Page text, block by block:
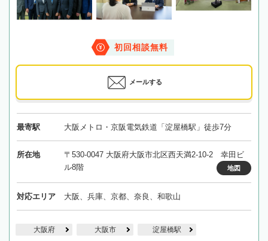
初回相談無料
メールする
最寄駅 大阪メトロ・京阪電気鉄道「淀屋橋駅」徒歩7分
所在地
〒530-0047 大阪府大阪市北区西天満2-10-2 幸田ビ
ル8階
地図
対応エリア 大阪、兵庫、京都、奈良、和歌山
大阪府 大阪市 淀屋橋駅